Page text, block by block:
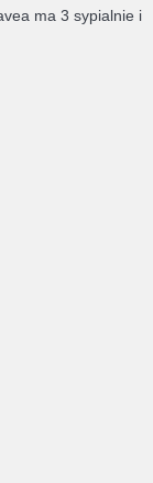
ma 3 sypialnie i